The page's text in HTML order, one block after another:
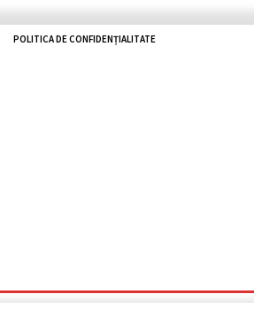
POLITICA DE CONFIDENȚIALITATE